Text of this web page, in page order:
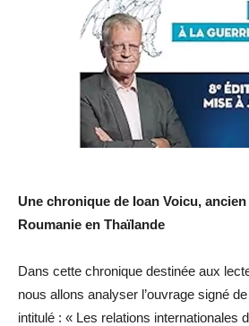
Une chronique de Ioan Voicu,
Roumanie en Thaïlande
Dans cette chronique destinée aux
nous allons analyser l’ouvrage signé
intitulé : « Les relations internationales